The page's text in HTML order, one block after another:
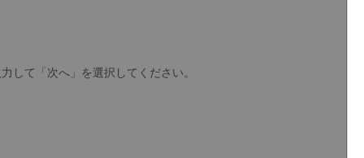
て「次へ」を選択してください。